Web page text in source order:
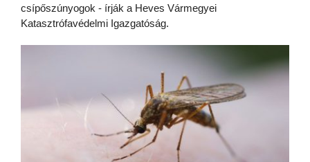
csípőszúnyogok - írják a Heves Vármegyei
Katasztrófavédelmi Igazgatóság.